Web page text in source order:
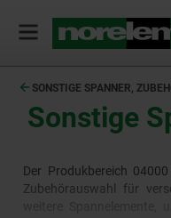
SONSTIGE SPANNER,
Sonstige
Der Produkbereich
Zubehörauswahl für